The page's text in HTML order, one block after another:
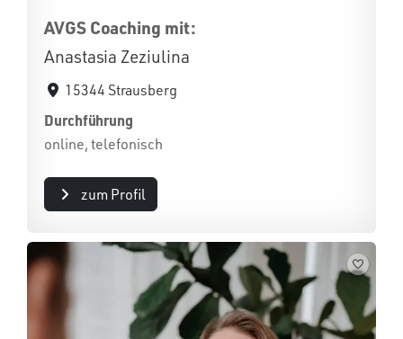
AVGS Coaching mit:
Anastasia Zeziulina
15344 Strausberg
Durchführung
online, telefonisch
zum Profil